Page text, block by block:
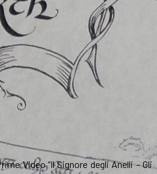
Video “Il Signore degli Anelli – Gli